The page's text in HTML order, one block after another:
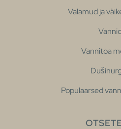
Valamud ja
Vannitoa
Populaarsed